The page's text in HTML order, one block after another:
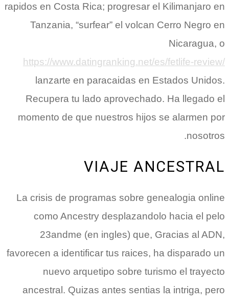
rapidos en Costa Rica; progresar el Kilimanjaro en
Tanzania, “surfear” el volcan Cerro Negro en
Nicaragua, o
https://www.datingranking.net/es/fetlife-review/
lanzarte en paracaidas en Estados Unidos.
Recupera tu lado aprovechado. Ha llegado el
momento de que nuestros hijos se alarmen por
nosotros.
VIAJE ANCESTRAL
La crisis de programas sobre genealogia online
como Ancestry desplazandolo hacia el pelo
23andme (en ingles) que, Gracias al ADN,
favorecen a identificar tus raices, ha disparado un
nuevo arquetipo sobre turismo el trayecto
ancestral. Quizas antes sentias la intriga, pero